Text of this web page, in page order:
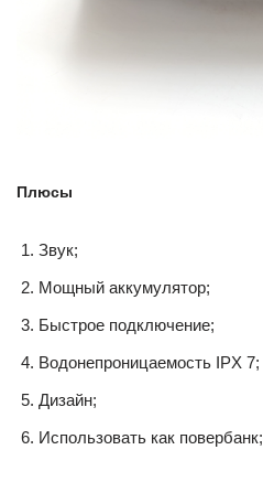
Плюсы
Звук;
Мощный аккумулятор;
Быстрое подключение;
Водонепроницаемость IPX 7;
Дизайн;
Использовать как повербанк;